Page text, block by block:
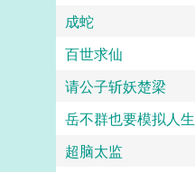
成蛇
百世求仙
请公子斩妖楚梁
岳不群也要模拟人生
超脑太监